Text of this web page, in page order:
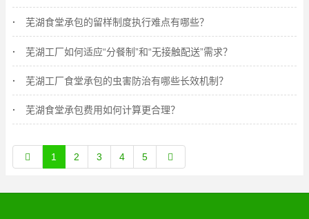
芜湖食堂承包的留样制度执行难点有哪些？
芜湖工厂如何适应“分餐制”和“无接触配送”需求？
芜湖工厂食堂承包的虫害防治有哪些长效机制？
芜湖食堂承包费用如何计算更合理？
1 2 3 4 5